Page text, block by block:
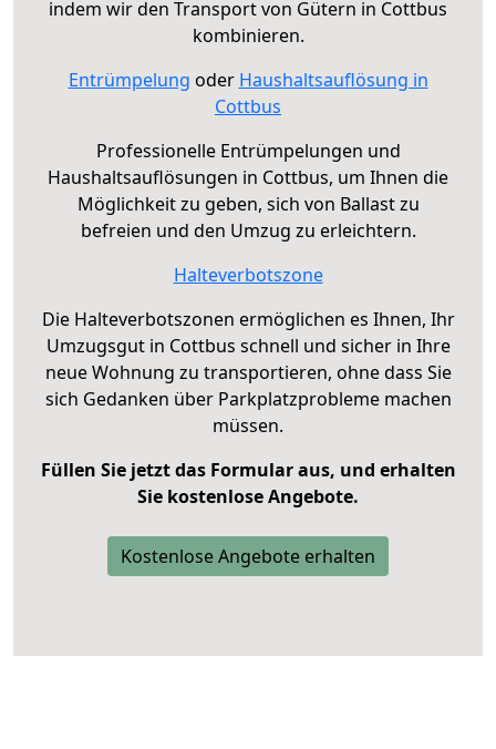
indem wir den Transport von Gütern in Cottbus
kombinieren.
Entrümpelung oder Haushaltsauflösung in
Cottbus
Professionelle Entrümpelungen und
Haushaltsauflösungen in Cottbus, um Ihnen die
Möglichkeit zu geben, sich von Ballast zu
befreien und den Umzug zu erleichtern.
Halteverbotszone
Die Halteverbotszonen ermöglichen es Ihnen, Ihr
Umzugsgut in Cottbus schnell und sicher in Ihre
neue Wohnung zu transportieren, ohne dass Sie
sich Gedanken über Parkplatzprobleme machen
müssen.
Füllen Sie jetzt das Formular aus, und erhalten
Sie kostenlose Angebote.
Kostenlose Angebote erhalten